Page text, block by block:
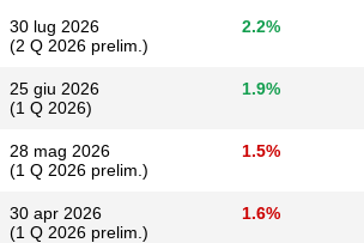
30 lug 2026
(2 Q 2026 prelim.)
2.2%
25 giu 2026
(1 Q 2026)
1.9%
28 mag 2026
(1 Q 2026 prelim.)
1.5%
30 apr 2026
(1 Q 2026 prelim.)
1.6%